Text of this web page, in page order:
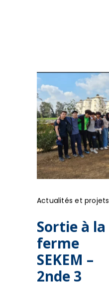
Actualités et projets
Sortie à la
ferme
SEKEM –
2nde 3